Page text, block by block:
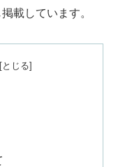
載しています。